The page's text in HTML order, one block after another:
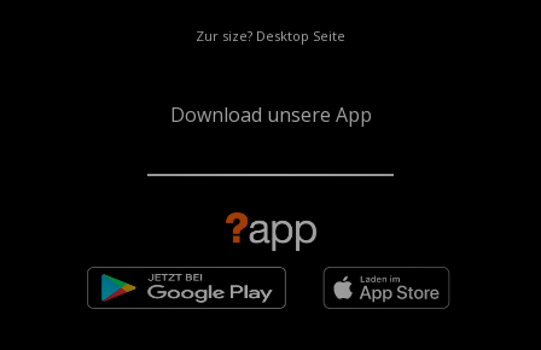
Zur size? Desktop Seite
Download unsere App